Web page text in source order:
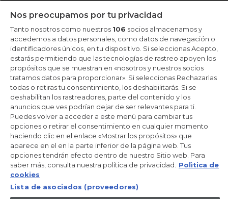
Regístrate ahora
Candy Hoover Group Srl –con accionista único, empresa que
gestiona y coordina la actividad de Candy S.p.A, con domicilio fiscal
en Via Comolli, 57 - 20861 Brugherio (MB) – Sede administrativa:
Via Privata Eden Fumagalli - 20861 Brugherio (MB). - Italia con
capital social de 30,000,000.00€ íntegramente desembolsado.
Registro Mercantil/ tributación de Monza y Brianza 04666310158 –
IVA núm. IT00786860965
ES / Español
Nos preocupamos por tu privacidad
Tanto nosotros como nuestros 106 socios almacenamos y
accedemos a datos personales, como datos de navegación o
identificadores únicos, en tu dispositivo. Si seleccionas Acepto,
estarás permitiendo que las tecnologías de rastreo apoyen los
propósitos que se muestran en «nosotros y nuestros socios
tratamos datos para proporcionar». Si seleccionas Rechazarlas
todas o retiras tu consentimiento, los deshabilitarás. Si se
deshabilitan los rastreadores, parte del contenido y los
anuncios que ves podrían dejar de ser relevantes para ti.
Puedes volver a acceder a este menú para cambiar tus
opciones o retirar el consentimiento en cualquier momento
haciendo clic en el enlace «Mostrar los propósitos» que
aparece en el en la parte inferior de la página web. Tus
opciones tendrán efecto dentro de nuestro Sitio web. Para
saber más, consulta nuestra política de privacidad.
Polìtica de
cookies
Lista de asociados (proveedores)